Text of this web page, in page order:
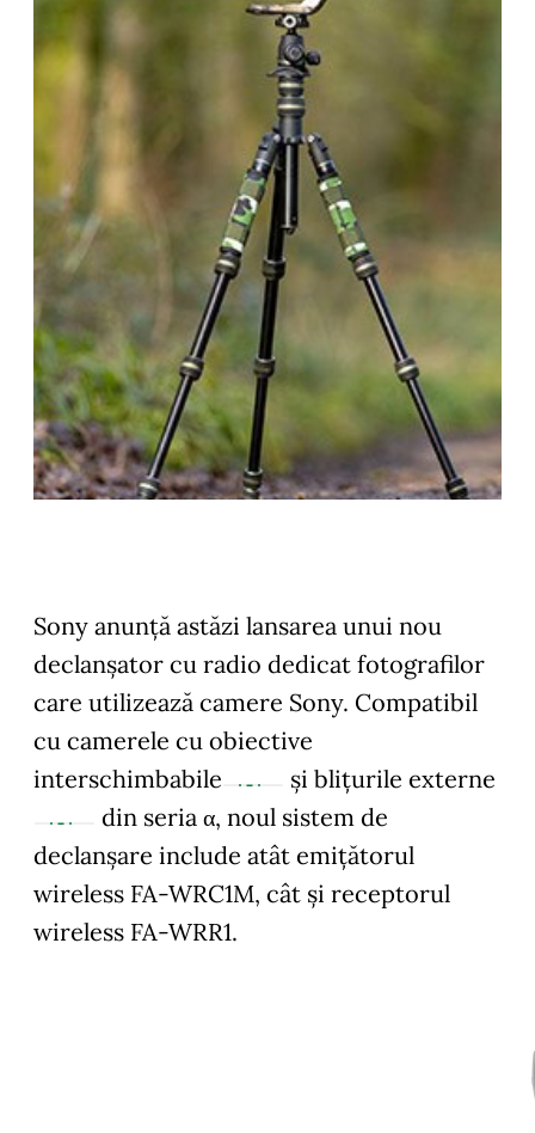
Sony anunță astăzi lansarea unui nou
declanșator cu radio dedicat fotografilor
care utilizează camere Sony. Compatibil
cu camerele cu obiective
interschimbabile
și blițurile externe
din seria α, noul sistem de
declanșare include atât emițătorul
wireless FA-WRC1M, cât și receptorul
wireless FA-WRR1.